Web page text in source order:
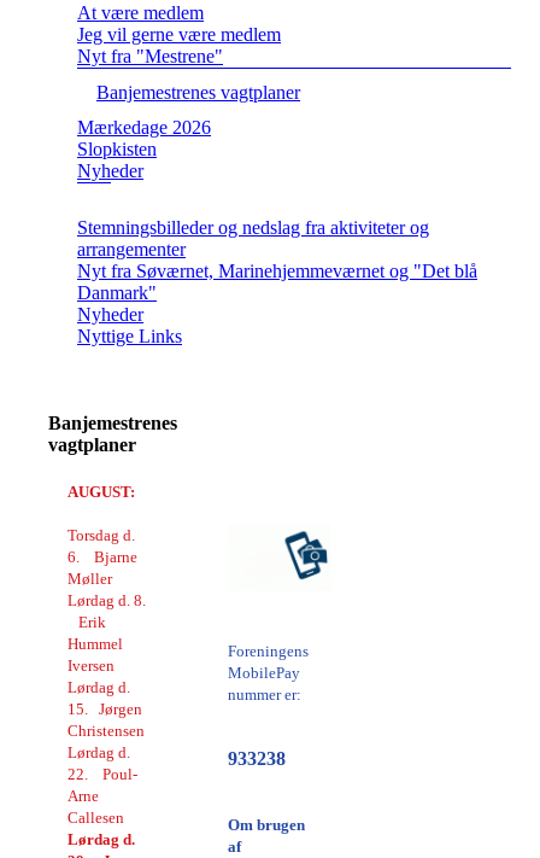
At være medlem
Jeg vil gerne være medlem
Nyt fra "Mestrene"
Banjemestrenes vagtplaner
Mærkedage 2026
Slopkisten
Nyheder
Stemningsbilleder og nedslag fra aktiviteter og
arrangementer
Nyt fra Søværnet, Marinehjemmeværnet og "Det blå
Danmark"
Nyheder
Nyttige Links
Banjemestrenes
vagtplaner
AUGUST:
Torsdag d.
6. Bjarne
Møller
Lørdag d. 8.
Erik
Hummel
Iversen
Lørdag d.
15. Jørgen
Christensen
Lørdag d.
22. Poul-
Arne
Callesen
Lørdag d.
Foreningens
MobilePay
nummer er:
933238
Om brugen
af